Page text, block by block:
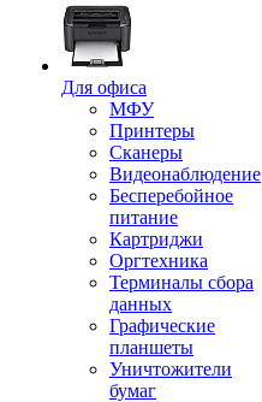
Для офиса
МФУ
Принтеры
Сканеры
Видеонаблюдение
Бесперебойное
питание
Картриджи
Оргтехника
Терминалы сбора
данных
Графические
планшеты
Уничтожители
бумаг